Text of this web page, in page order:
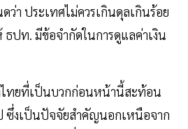
ว่า ประเทศไม่ควรเกินดุลเกินร้อย
ธปท. มีข้อจำกัดในการดูแลค่าเงิน
ทยที่เป็นบวกก่อนหน้านี้สะท้อน
ซึ่งเป็นปัจจัยสำคัญนอกเหนือจาก